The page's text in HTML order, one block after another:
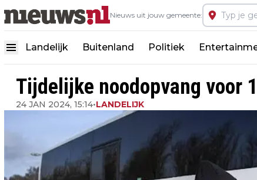
Nieuws uit jouw gemeente:
Landelijk Buitenland Politiek
Tijdelijke noodopvang voor
24 JAN 2024, 15:14•LANDELIJK